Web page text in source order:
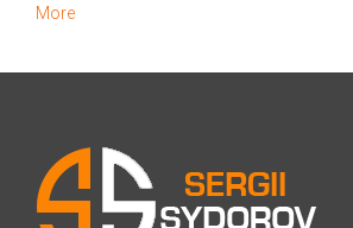
More